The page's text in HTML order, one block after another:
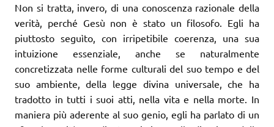
Non si tratta, invero, di una conoscenza razionale della
verità, perché Gesù non è stato un filosofo. Egli ha
piuttosto seguìto, con irripetibile coerenza, una sua
intuizione essenziale, anche se naturalmente
concretizzata nelle forme culturali del suo tempo e del
suo ambiente, della legge divina universale, che ha
tradotto in tutti i suoi atti, nella vita e nella morte. In
maniera più aderente al suo genio, egli ha parlato di un